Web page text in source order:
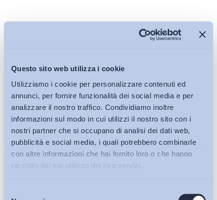
Questo sito web utilizza i cookie
Utilizziamo i cookie per personalizzare contenuti ed
annunci, per fornire funzionalità dei social media e per
analizzare il nostro traffico. Condividiamo inoltre
informazioni sul modo in cui utilizzi il nostro sito con i
nostri partner che si occupano di analisi dei dati web,
pubblicità e social media, i quali potrebbero combinarle
con altre informazioni che hai fornito loro o che hanno
raccolto dal tuo utilizzo dei loro servizi.
Bollettini ADAPT